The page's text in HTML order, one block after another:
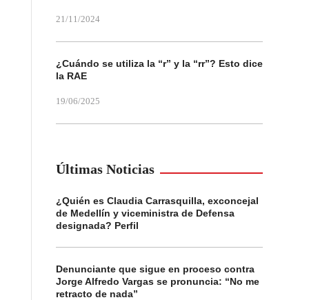
21/11/2024
¿Cuándo se utiliza la “r” y la “rr”? Esto dice
la RAE
19/06/2025
Últimas Noticias
¿Quién es Claudia Carrasquilla, exconcejal
de Medellín y viceministra de Defensa
designada? Perfil
Denunciante que sigue en proceso contra
Jorge Alfredo Vargas se pronuncia: “No me
retracto de nada”